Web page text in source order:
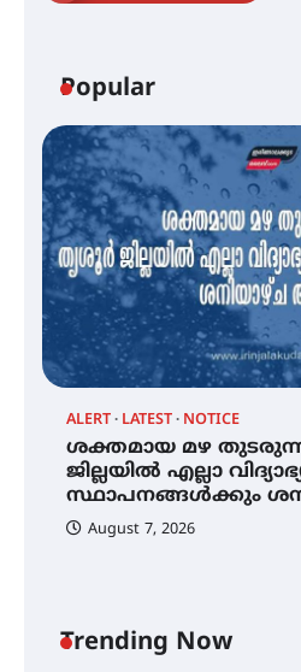
Popular
ALERT LATEST NOTICE
ശക്തമായ മഴ
ജില്ലയിൽ എല്ലാ
സ്ഥാപനങ്ങൾക്കും
August 7, 2026
Trending Now
സെന്റ്
കോമേഴ്‌സ്
തുടക്കമായി
കോമേഴ്സ്
എസ് എൻ
2026 കവിതാ
ബാലൻ
അവധി